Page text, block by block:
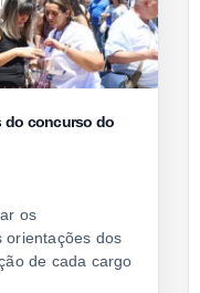
do concurso do
os
orientações dos
de cada cargo